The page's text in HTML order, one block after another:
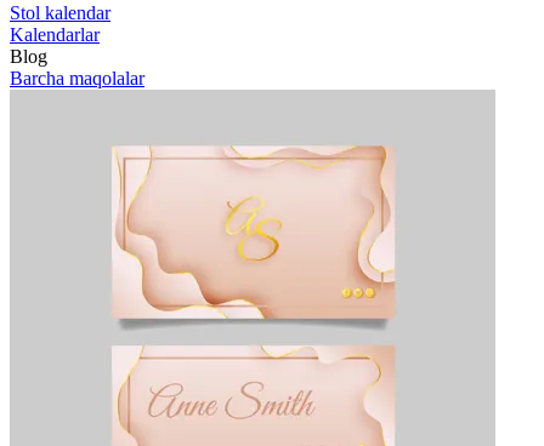
Stol kalendar
Kalendarlar
Blog
Barcha maqolalar